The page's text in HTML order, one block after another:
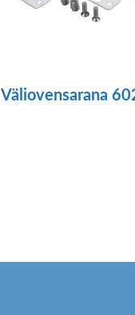
Väliovensarana